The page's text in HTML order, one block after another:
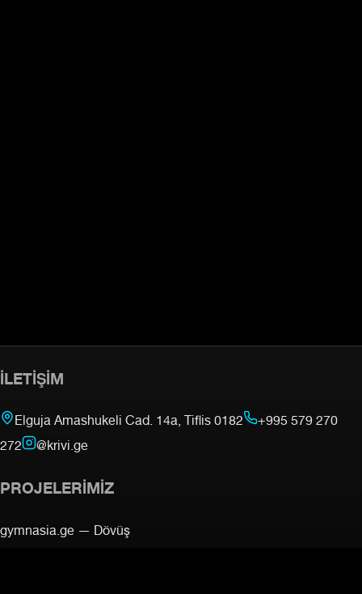
İLETIŞIM
Elguja Amashukeli Cad. 14a, Tiflis 0182
+995 579 270
272
@krivi.ge
PROJELERIMIZ
gymnasia.ge — Dövüş